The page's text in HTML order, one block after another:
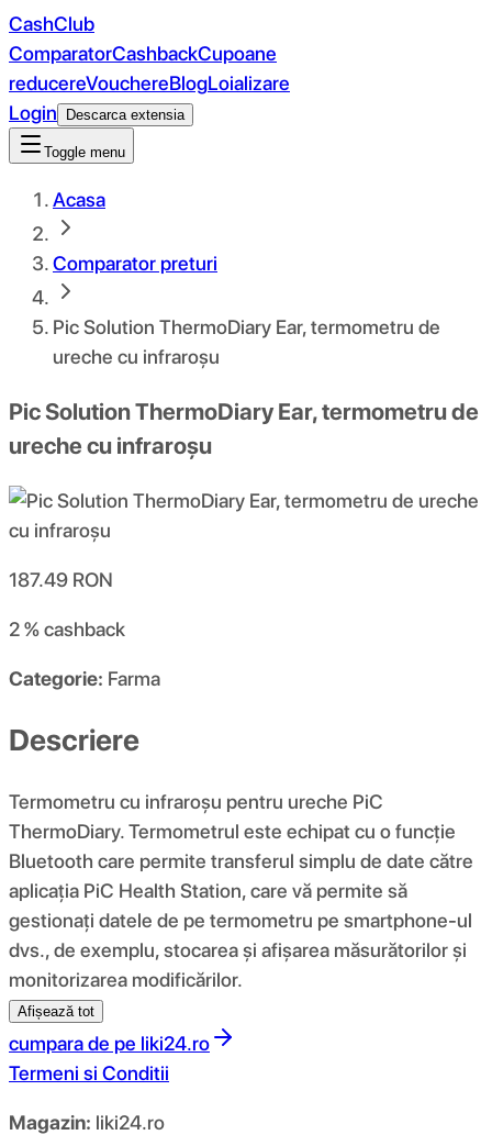
CashClub
ComparatorCashbackCupoane
reducereVouchereBlogLoializare
Login
Descarca extensia
Toggle menu
Acasa
Comparator preturi
Pic Solution ThermoDiary Ear, termometru de
ureche cu infraroșu
Pic Solution ThermoDiary Ear, termometru de
ureche cu infraroșu
187.49 RON
2 %cashback
Categorie: Farma
Descriere
Termometru cu infraroșu pentru ureche PiC
ThermoDiary. Termometrul este echipat cu o funcție
Bluetooth care permite transferul simplu de date către
aplicația PiC Health Station, care vă permite să
gestionați datele de pe termometru pe smartphone-ul
dvs., de exemplu, stocarea și afișarea măsurătorilor și
monitorizarea modificărilor.
Afișează tot
cumpara de pe liki24.ro
Termeni si Conditii
Magazin: liki24.ro